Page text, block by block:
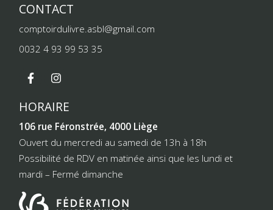
CONTACT
comptoirdulivre.asbl@gmail.com
0032 4 93 99 53 35
HORAIRE
106 rue Féronstrée, 4000 Liège
Ouvert du mercredi au samedi de 13h à 18h
Possibilité de RDV en matinée ainsi que les lundi et
mardi – Fermé dimanche